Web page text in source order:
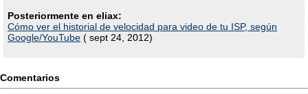
Posteriormente en eliax:
Cómo ver el historial de velocidad para video de tu ISP, según
Google/YouTube ( sept 24, 2012)
Comentarios